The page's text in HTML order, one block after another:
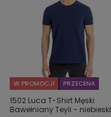
W PROMOCJI PRZECENA
1502 Luca T-Shirt Męski
Bawełniany Teyli - niebieski